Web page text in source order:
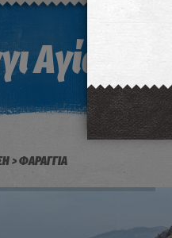
Αγίου
ΦΑΡΑΓΓΙΑ